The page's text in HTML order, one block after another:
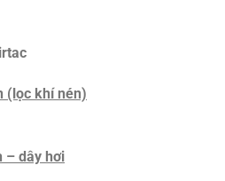
(lọc khí nén)
– dây hơi